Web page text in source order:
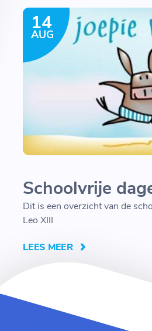
14
AUG
Schoolvrije
Dit is een overzicht van de
Leo XIII
LEES MEER